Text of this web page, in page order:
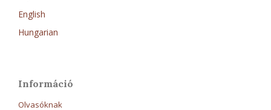
English
Hungarian
Információ
Olvasóknak